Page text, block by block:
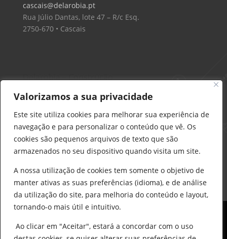
Valorizamos a sua privacidade
Este site utiliza cookies para melhorar sua experiência de
navegação e para personalizar o conteúdo que vê. Os
cookies são pequenos arquivos de texto que são
armazenados no seu dispositivo quando visita um site.
A nossa utilização de cookies tem somente o objetivo de
manter ativas as suas preferências (idioma), e de análise
da utilização do site, para melhoria do conteúdo e layout,
tornando-o mais útil e intuitivo.
Ao clicar em "Aceitar", estará a concordar com o uso
cascais@delarobia.pt
Rua Júlio Dantas, lote 47 – R/c Esq.
2750-670 • Cascais
Delarobia – Construção
912 441 514
construcao@delarobia.pt
R. António Andrade, 1171
2820-287 • Charneca de Caparica
PESQUISAR